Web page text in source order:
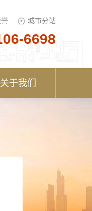
城市分站
6698
关于我们